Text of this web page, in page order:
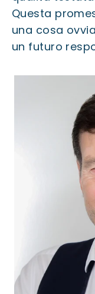
Questa
una cosa
un futuro